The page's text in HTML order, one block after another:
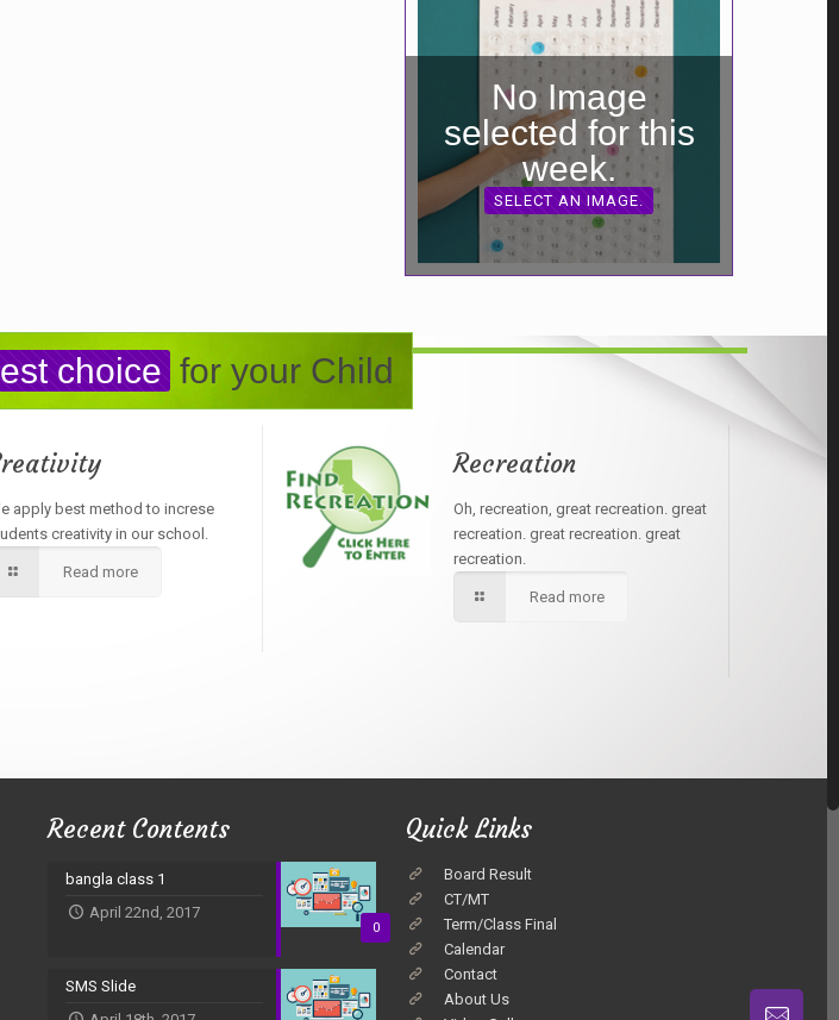
No Image
selected for this
week.
SELECT AN IMAGE.
choice for your Child
apply best method to increse
creativity in our school.
Read more
Recreation
Oh, recreation, great recreation. great
recreation. great recreation. great
recreation.
Read more
Recent Contents
0
bangla class 1
April 22nd, 2017
SMS Slide
Quick Links
Board Result
CT/MT
Term/Class Final
Calendar
Contact
About Us